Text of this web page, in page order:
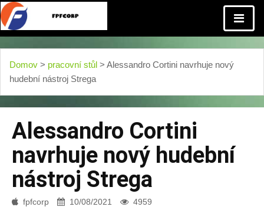
Domov > pracovní stůl > Alessandro Cortini navrhuje nový
hudební nástroj Strega
Alessandro Cortini
navrhuje nový hudební
nástroj Strega
fpfcorp 10/08/2021 4959